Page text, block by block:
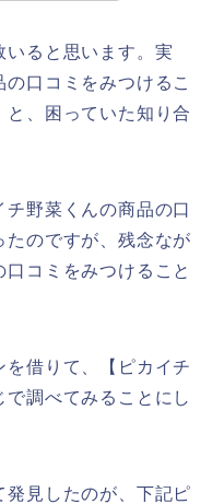
いると思います。実
口コミをみつけるこ
と、困っていた知り合
野菜くんの商品の口
たのですが、残念なが
コミをみつけること
借りて、【ピカイチ
調べてみることにし
発見したのが、下記ピ